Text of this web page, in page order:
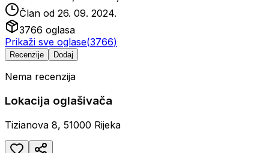
Član od 26. 09. 2024.
3766 oglasa
Prikaži sve oglase(3766)
Recenzije Dodaj
Nema recenzija
Lokacija oglašivača
Tizianova 8, 51000 Rijeka